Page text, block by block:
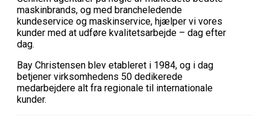
maskinbrands, og med brancheledende
kundeservice og maskinservice, hjælper vi vores
kunder med at udføre kvalitetsarbejde – dag efter
dag.
Bay Christensen blev etableret i 1984, og i dag
betjener virksomhedens 50 dedikerede
medarbejdere alt fra regionale til internationale
kunder.